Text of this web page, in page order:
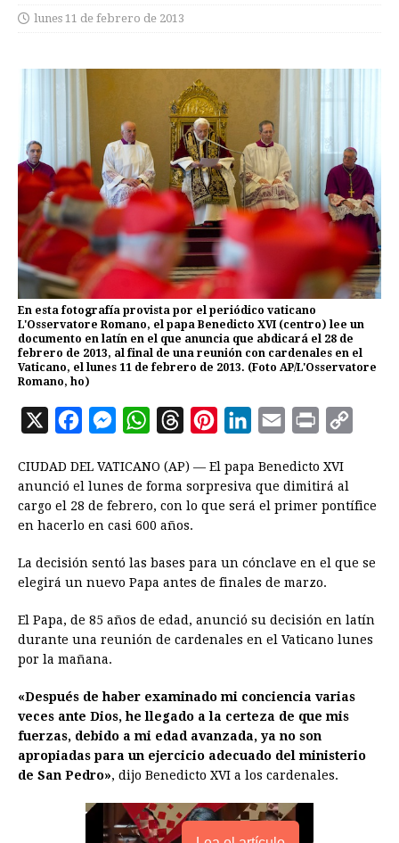
lunes 11 de febrero de 2013
En esta fotografía provista por el periódico vaticano
L'Osservatore Romano, el papa Benedicto XVI (centro) lee un
documento en latín en el que anuncia que abdicará el 28 de
febrero de 2013, al final de una reunión con cardenales en el
Vaticano, el lunes 11 de febrero de 2013. (Foto AP/L'Osservatore
Romano, ho)
X
c
e
b
o
M
s
s
e
g
r
W
a
t
s
p
r
e
a
s
n
t
e
t
n
k
I
a
i
n
y
CIUDAD DEL VATICANO (AP) — El papa Benedicto XVI
anunció el lunes de forma sorpresiva que dimitirá al
cargo el 28 de febrero, con lo que será el primer pontífice
en hacerlo en casi 600 años.
La decisión sentó las bases para un cónclave en el que se
elegirá un nuevo Papa antes de finales de marzo.
El Papa, de 85 años de edad, anunció su decisión en latín
durante una reunión de cardenales en el Vaticano lunes
por la mañana.
«Después de haber examinado mi conciencia varias
veces ante Dios, he llegado a la certeza de que mis
fuerzas, debido a mi edad avanzada, ya no son
apropiadas para un ejercicio adecuado del ministerio
de San Pedro», dijo Benedicto XVI a los cardenales.